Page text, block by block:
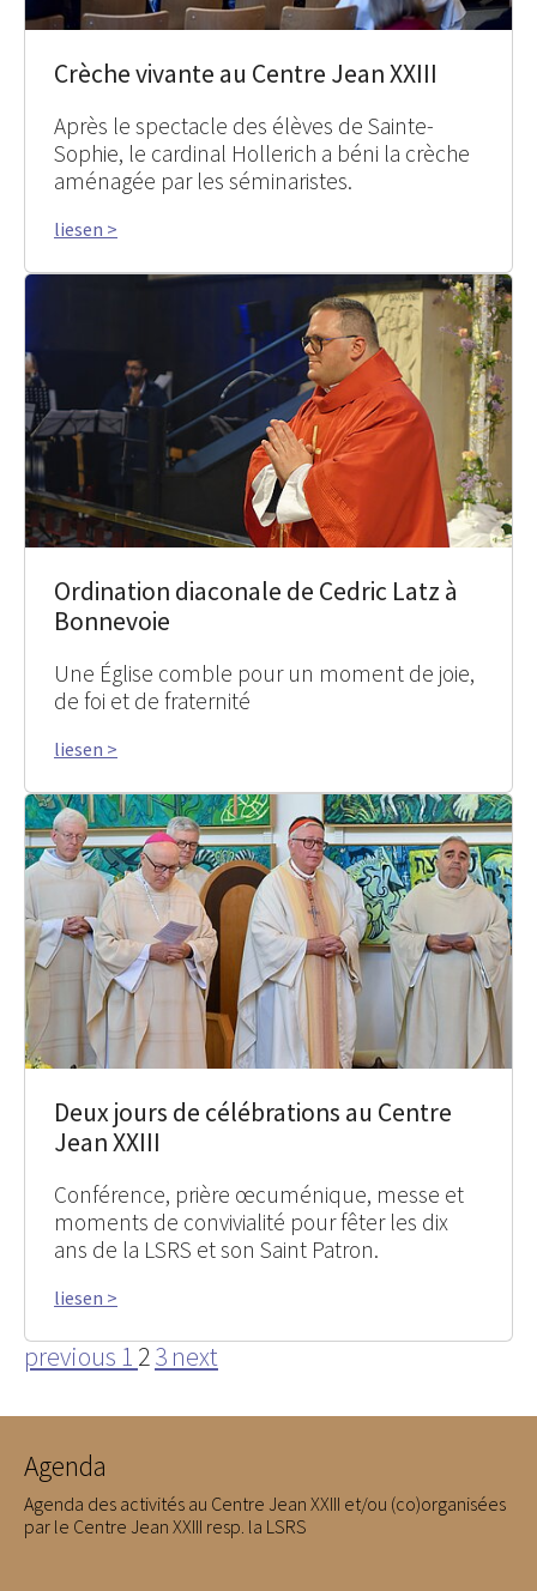
Crèche vivante au Centre Jean XXIII
Après le spectacle des élèves de Sainte-
Sophie, le cardinal Hollerich a béni la crèche
aménagée par les séminaristes.
liesen >
Ordination diaconale de Cedric Latz à
Bonnevoie
Une Église comble pour un moment de joie,
de foi et de fraternité
liesen >
Deux jours de célébrations au Centre
Jean XXIII
Conférence, prière œcuménique, messe et
moments de convivialité pour fêter les dix
ans de la LSRS et son Saint Patron.
liesen >
previous 1 23 next
Agenda
Agenda des activités au Centre Jean XXIII et/ou (co)organisées
par le Centre Jean XXIII resp. la LSRS